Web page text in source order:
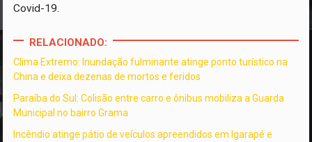
Covid-19.
RELACIONADO:
Clima Extremo: Inundação fulminante atinge ponto turístico na
China e deixa dezenas de mortos e feridos
Paraíba do Sul: Colisão entre carro e ônibus mobiliza a Guarda
Municipal no bairro Grama
Incêndio atinge pátio de veículos apreendidos em Igarapé e